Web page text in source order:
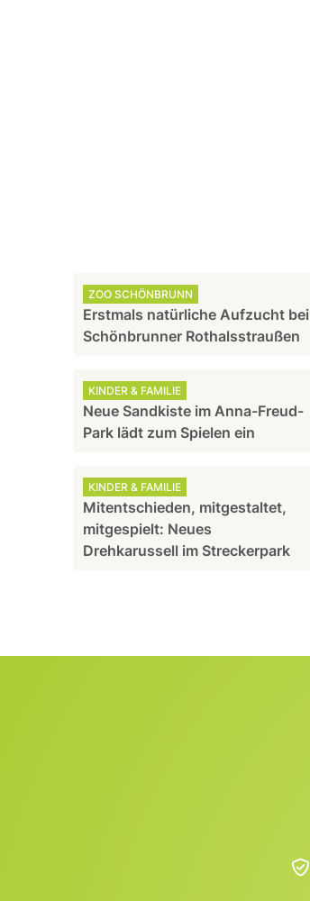
ZOO SCHÖNBRUNN
Erstmals natürliche Aufzucht bei
Schönbrunner Rothalsstraußen
KINDER & FAMILIE
Neue Sandkiste im Anna-Freud-
Park lädt zum Spielen ein
KINDER & FAMILIE
Mitentschieden, mitgestaltet,
mitgespielt: Neues
Drehkarussell im Streckerpark